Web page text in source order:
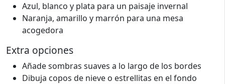
Azul, blanco y plata para un paisaje invernal
Naranja, amarillo y marrón para una mesa
acogedora
Extra opciones
Añade sombras suaves a lo largo de los bordes
Dibuja copos de nieve o estrellitas en el fondo